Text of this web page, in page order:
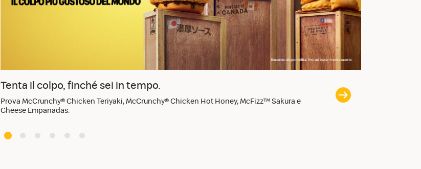
Tenta il colpo, finché sei in tempo.
Prova McCrunchy® Chicken Teriyaki, McCrunchy® Chicken Hot Honey, McFizz™ Sakura e
Cheese Empanadas.